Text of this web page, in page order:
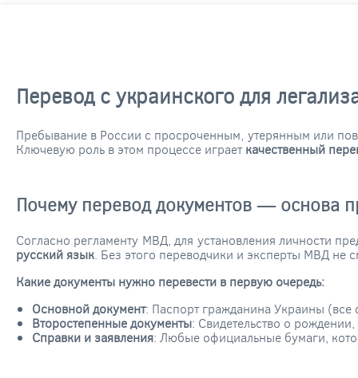
Перевод с украинского для
Пребывание в России с просроченным, утерянным или
Ключевую роль в этом процессе играеткачественный
Почему перевод документов — основа
Согласно регламенту МВД, для установления личности
русский язык . Без этого переводчики и эксперты МВД не
Какие документы нужно перевести в первую очередь:
Основной документ: Паспорт гражданина Украины (все
Второстепенные документы: Свидетельство о
Справки и заявления: Любые официальные бумаги,